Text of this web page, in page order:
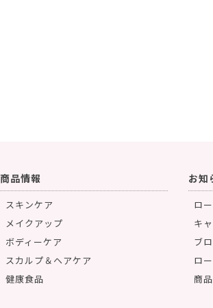
商品情報
スキンケア
メイクアップ
ボディーケア
スカルプ＆ヘアケア
健康食品
お知
ロ
キ
ブ
ロ
商